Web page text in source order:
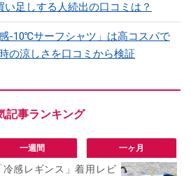
足しする人続出の口コミは？
-10℃サーフシャツ」は高コスパで
の涼しさを口コミから検証
一週間 一ヶ月
冷感レギンス」着用レビ